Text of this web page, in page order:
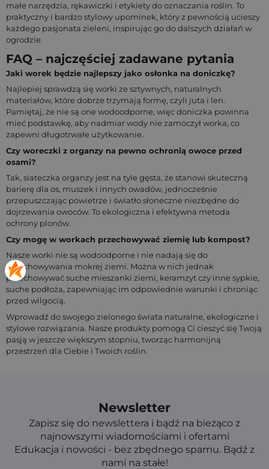
małe narzędzia, rękawiczki i etykiety do oznaczania roślin. To
praktyczny i bardzo stylowy upominek, który z pewnością ucieszy
każdego pasjonata zieleni, inspirując go do dalszych działań w
ogrodzie.
FAQ – najczęściej zadawane pytania
Jaki worek będzie najlepszy jako osłonka na doniczkę?
Najlepiej sprawdzą się worki ze sztywnych, naturalnych
materiałów, które dobrze trzymają formę, czyli juta i len.
Pamiętaj, że nie są one wodoodporne, więc doniczka powinna
mieć podstawkę, aby nadmiar wody nie zamoczył worka, co
zapewni długotrwałe użytkowanie.
Czy woreczki z organzy na pewno ochronią owoce przed
osami?
Tak, siateczka organzy jest na tyle gęsta, że stanowi skuteczną
barierę dla os, muszek i innych owadów, jednocześnie
przepuszczając powietrze i światło słoneczne niezbędne do
dojrzewania owoców. To ekologiczna i efektywna metoda
ochrony plonów.
Czy mogę w workach przechowywać ziemię lub kompost?
Nasze worki nie są wodoodporne i nie nadają się do
przechowywania mokrej ziemi. Można w nich jednak
przechowywać suche mieszanki ziemi, keramzyt czy inne sypkie,
suche podłoża, zapewniając im odpowiednie warunki i chroniąc
przed wilgocią.
Wprowadź do swojego zielonego świata naturalne, ekologiczne i
stylowe rozwiązania. Nasze produkty pomogą Ci cieszyć się Twoją
pasją w jeszcze większym stopniu, tworząc harmonijną
przestrzeń dla Ciebie i Twoich roślin.
Newsletter
Zapisz się do newslettera i bądź na bieżąco z
najnowszymi wiadomościami i ofertami
Edukacja i nowości - bez zbędnego spamu. Bądź z
nami na stałe!